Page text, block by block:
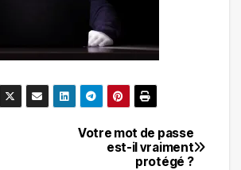
Votre mot de passe
est-il vraiment
protégé ?